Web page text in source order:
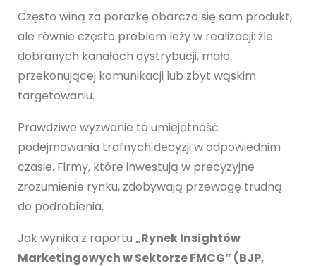
Często winą za porażkę obarcza się sam produkt,
ale równie często problem leży w realizacji: źle
dobranych kanałach dystrybucji, mało
przekonującej komunikacji lub zbyt wąskim
targetowaniu.
Prawdziwe wyzwanie to umiejętność
podejmowania trafnych decyzji w odpowiednim
czasie. Firmy, które inwestują w precyzyjne
zrozumienie rynku, zdobywają przewagę trudną
do podrobienia.
Jak wynika z raportu „Rynek Insightów
Marketingowych w Sektorze FMCG” (BJP,